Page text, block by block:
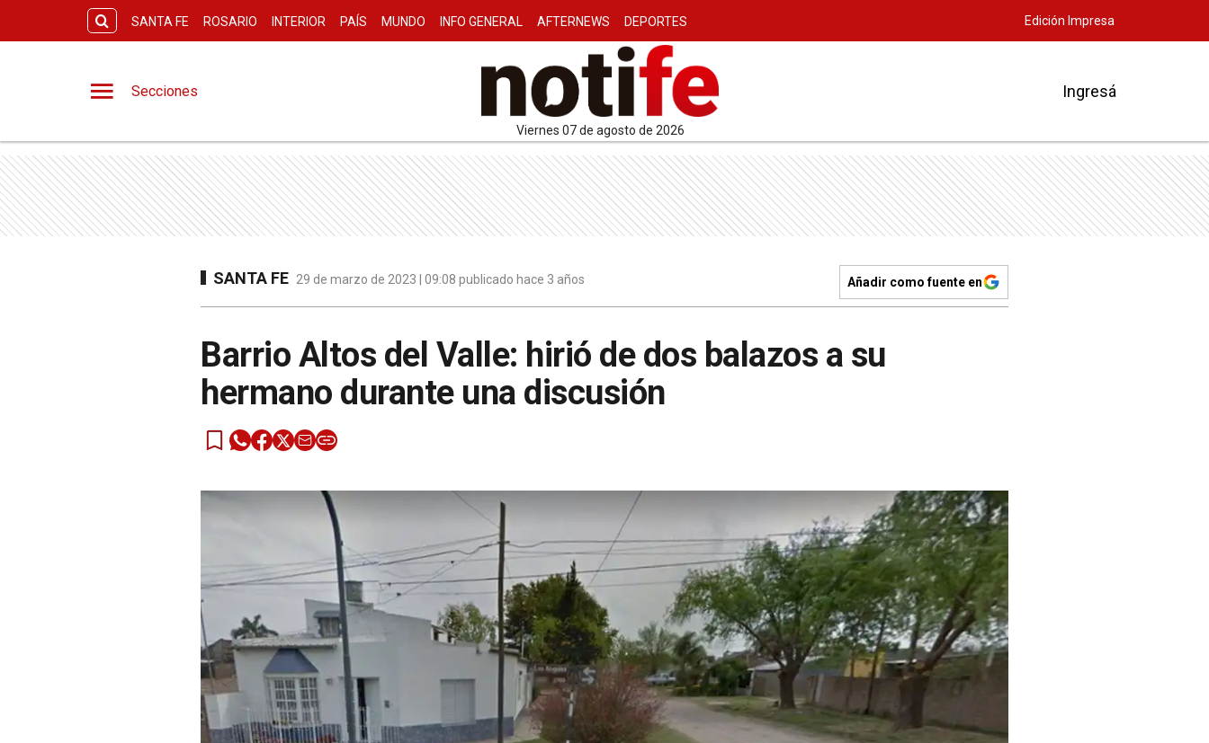
SANTA FE ROSARIO INTERIOR PAÍS MUNDO INFO GENERAL AFTERNEWS DEPORTES Edición Impresa
Secciones
viernes 07 de agosto de 2026
Ingresá
SANTA FE 29 de marzo de 2023 | 09:08 publicado hace 3 años Añadir como fuente en
Barrio Altos del Valle: hirió de dos balazos a su
hermano durante una discusión